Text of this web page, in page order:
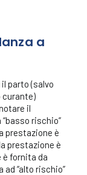
a
parto (salvo
curante)
il
rischio”
prestazione è
prestazione è
fornita da
“alto rischio”